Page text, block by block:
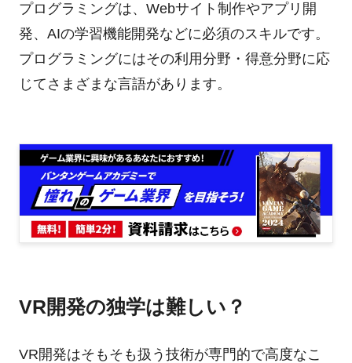
プログラミングは、Webサイト制作やアプリ開
発、AIの学習機能開発などに必須のスキルです。
プログラミングにはその利用分野・得意分野に応
じてさまざまな言語があります。
VR開発の独学は難しい？
VR開発はそもそも扱う技術が専門的で高度なこ